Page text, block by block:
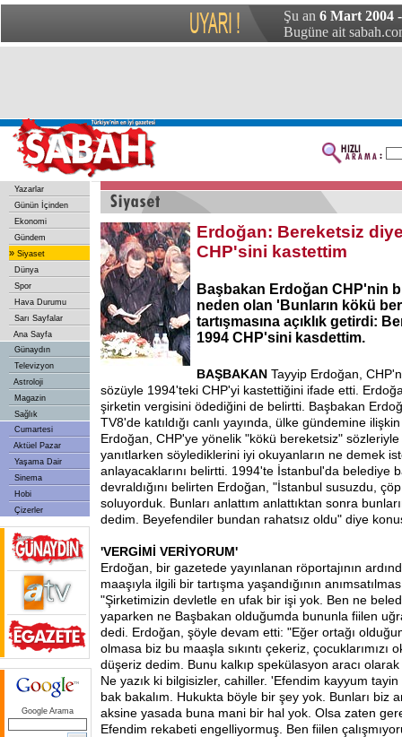
Şu an 6 Mart 2004
Bugüne ait
Yazarlar
Günün İçinden
Ekonomi
Gündem
» Siyaset
Dünya
Spor
Hava Durumu
Sarı Sayfalar
Ana Sayfa
Günaydın
Televizyon
Astroloji
Magazin
Sağlık
Cumartesi
Aktüel Pazar
Yaşama Dair
Sinema
Hobi
Çizerler
Google Arama
Erdoğan: Bereketsiz
CHP'sini kastettim
Başbakan Erdoğan CHP'nin
neden olan 'Bunların kökü
tartışmasına açıklık getirdi:
1994 CHP'sini kasdettim.
BAŞBAKAN Tayyip Erdoğan,
sözüyle 1994'teki CHP'yi kastettiğini ifade etti.
şirketin vergisini ödediğini de belirtti. Başbakan
TV8'de katıldığı canlı yayında, ülke gündemine
Erdoğan, CHP'ye yönelik "kökü bereketsiz"
yanıtlarken söylediklerini iyi okuyanların ne demek
anlayacaklarını belirtti. 1994'te İstanbul'da belediye
devraldığını belirten Erdoğan, "İstanbul susuzdu,
soluyorduk. Bunları anlattım anlattıktan sonra
dedim. Beyefendiler bundan rahatsız oldu" diye
'VERGİMİ VERİYORUM'
Erdoğan, bir gazetede yayınlanan röportajının
maaşıyla ilgili bir tartışma yaşandığının
"Şirketimizin devletle en ufak bir işi yok. Ben ne
yaparken ne Başbakan olduğumda bununla fiilen
dedi. Erdoğan, şöyle devam etti: "Eğer ortağı
olmasa biz bu maaşla sıkıntı çekeriz, çocuklarımızı
düşeriz dedim. Bunu kalkıp spekülasyon aracı
Ne yazık ki bilgisizler, cahiller. 'Efendim kayyum
bak bakalım. Hukukta böyle bir şey yok. Bunları biz
aksine yasada buna mani bir hal yok. Olsa zaten
Efendim rekabeti engelliyormuş. Ben fiilen